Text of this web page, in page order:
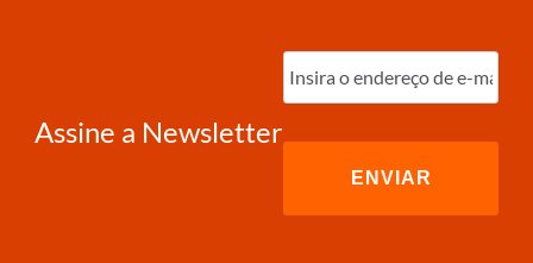
Assine a Newsletter
Digite
o
e-